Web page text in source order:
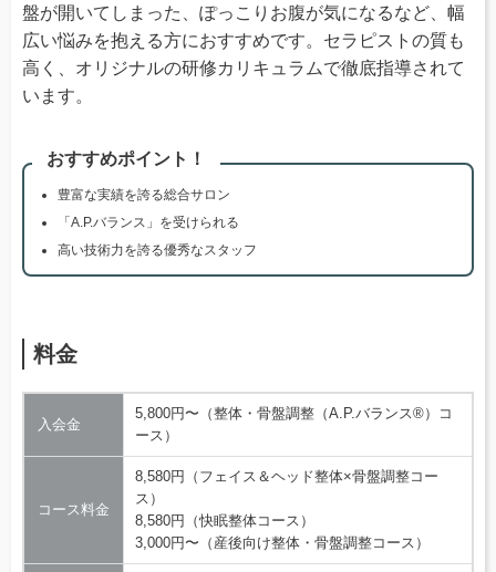
盤が開いてしまった、ぽっこりお腹が気になるなど、幅
広い悩みを抱える方におすすめです。セラピストの質も
高く、オリジナルの研修カリキュラムで徹底指導されて
います。
おすすめポイント！
豊富な実績を誇る総合サロン
「A.P.バランス」を受けられる
高い技術力を誇る優秀なスタッフ
料金
入会金
5,800円〜（整体・骨盤調整（A.P.バランス®）コ
ース）
コース料金
8,580円（フェイス＆ヘッド整体×骨盤調整コー
ス）
8,580円（快眠整体コース）
3,000円〜（産後向け整体・骨盤調整コース）